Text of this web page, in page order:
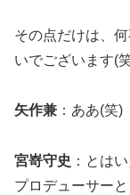
その点だけは、
いでございます(
矢作兼 ：ああ(笑)
宮嵜守史 ：とは
プロデューサー